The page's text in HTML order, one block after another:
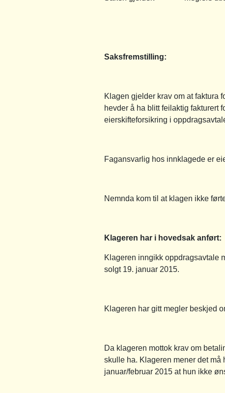
Saksfremstilling:
Klagen gjelder krav om at faktura
hevder å ha blitt feilaktig fakturert
eierskifteforsikring i
Fagansvarlig hos innklagede er
Nemnda kom til at klagen ikke
Klageren har i hovedsak anført:
Klageren inngikk oppdragsavtale
solgt 19. januar 2015.
Klageren har gitt megler beskjed
Da klageren mottok krav om
skulle ha. Klageren mener det må
januar/februar 2015 at hun ikke